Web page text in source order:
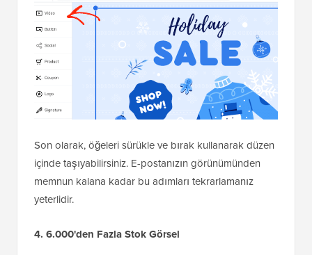
Son olarak, öğeleri sürükle ve bırak kullanarak düzen
içinde taşıyabilirsiniz. E-postanızın görünümünden
memnun kalana kadar bu adımları tekrarlamanız
yeterlidir.
4. 6.000'den Fazla Stok Görsel